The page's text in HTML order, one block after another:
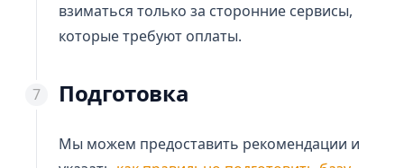
взиматься только за сторонние сервисы,
которые требуют оплаты.
Подготовка
Мы можем предоставить рекомендации и